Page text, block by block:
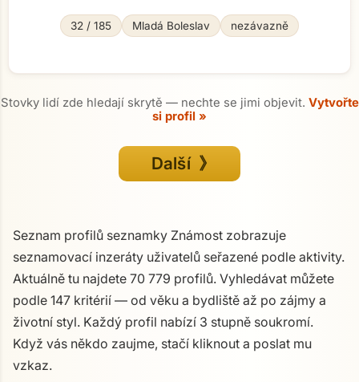
32 / 185 Mladá Boleslav nezávazně
Stovky lidí zde hledají skrytě — nechte se jimi objevit. Vytvořte
si profil »
Další 》
Seznam profilů seznamky Známost zobrazuje
seznamovací inzeráty uživatelů seřazené podle aktivity.
Aktuálně tu najdete 70 779 profilů. Vyhledávat můžete
podle 147 kritérií — od věku a bydliště až po zájmy a
životní styl. Každý profil nabízí 3 stupně soukromí.
Když vás někdo zaujme, stačí kliknout a poslat mu
vzkaz.